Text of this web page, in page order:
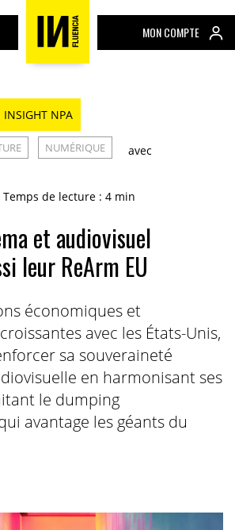
MON COMPTE
INSIGHT NPA
NUMÉRIQUE avec
Temps de lecture : 4 min
et audiovisuel
leur ReArm EU
économiques et
avec les États-Unis,
sa souveraineté
en harmonisant ses
le dumping
avantage les géants du